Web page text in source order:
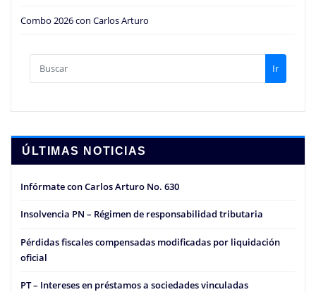
Combo 2026 con Carlos Arturo
Ir
ÚLTIMAS NOTICIAS
Infórmate con Carlos Arturo No. 630
Insolvencia PN – Régimen de responsabilidad tributaria
Pérdidas fiscales compensadas modificadas por liquidación
oficial
PT – Intereses en préstamos a sociedades vinculadas